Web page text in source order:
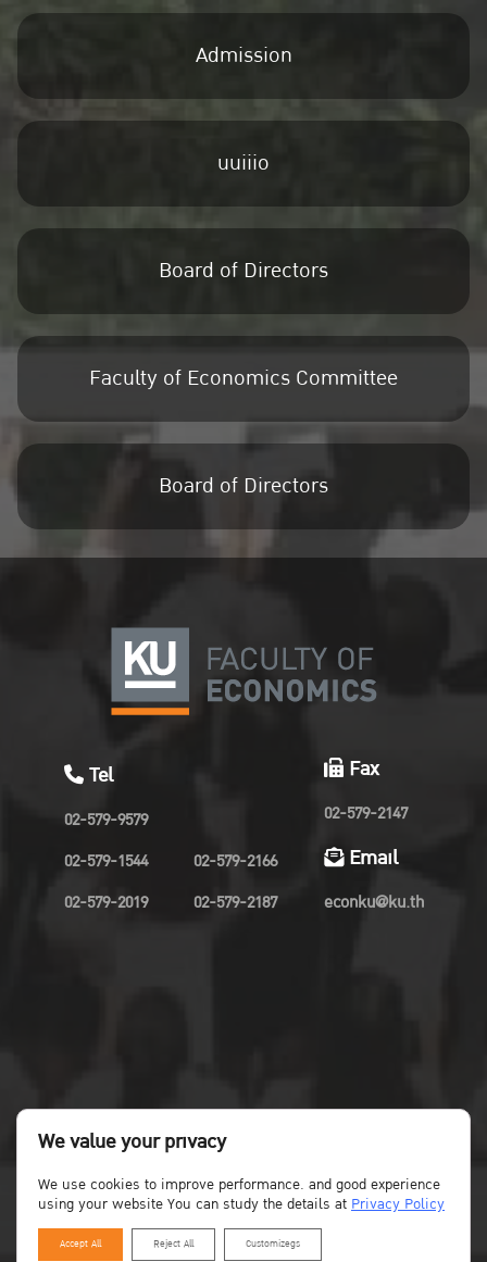
Admission
uuiiio
Board of Directors
Faculty of Economics Committee
Board of Directors
Tel
02-579-9579
02-579-1544
02-579-2019
02-579-2166
02-579-2187
Fax
02-579-2147
Email
econku@ku.th
We value your privacy
We use cookies to improve performance. and good experience
using your website You can study the details atPrivacy Policy
Accept All Reject All Customizegs